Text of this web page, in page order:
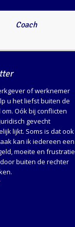
Coach
of werknemer
u het liefst buiten de
Oók bij conflicten
gevecht
lijkt. Soms is dat ook
kan ik iedereen een
moeite en frustratie
buiten de rechter